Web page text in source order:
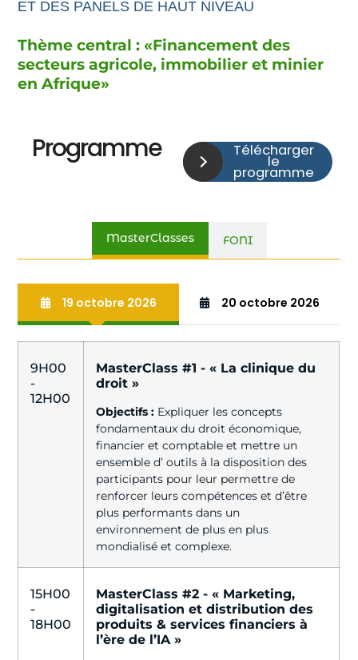
ET DES PANELS DE HAUT NIVEAU
Thème central : «Financementdes
secteurs agricole, immobilier et minier
en Afrique»
Programme Télécharger
le
programme
MasterClasses FONI
19 octobre 2026 20 octobre 2026
9H00
-
12H00
MasterClass #1 - « La clinique du
droit »
Objectifs : Expliquer les concepts
fondamentaux du droit économique,
financier et comptable et mettre un
ensemble d’ outils à la disposition des
participants pour leur permettre de
renforcer leurs compétences et d’être
plus performants dans un
environnement de plus en plus
mondialisé et complexe.
15H00
-
18H00
MasterClass #2 - « Marketing,
digitalisation et distribution des
produits & services financiers à
l’ère de l’IA »